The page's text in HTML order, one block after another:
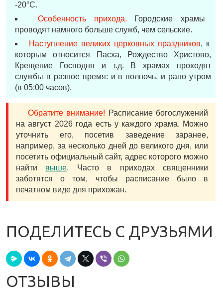
-20°С.
Особенность прихода. Городские храмы
проводят намного больше служб, чем сельские.
Наступление великих церковных праздников, к
которым относится Пасха, Рождество Христово,
Крещение Господня и т.д. В храмах проходят
службы в разное время: и в полночь, и рано утром
(в 05:00 часов).
Обратите внимание! Расписание богослужений
на август 2026 года есть у каждого храма. Можно
уточнить его, посетив заведение заранее,
например, за несколько дней до великого дня, или
посетить официальный сайт, адрес которого можно
найти выше. Часто в приходах священники
заботятся о том, чтобы расписание было в
печатном виде для прихожан.
ПОДЕЛИТЕСЬ С ДРУЗЬЯМИ
ОТЗЫВЫ